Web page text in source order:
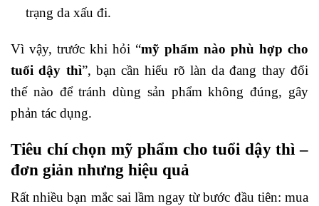
trạng da xấu đi.
Vì vậy, trước khi hỏi “mỹ phẩm nào phù hợp cho
tuổi dậy thì”, bạn cần hiểu rõ làn da đang thay đổi
thế nào để tránh dùng sản phẩm không đúng, gây
phản tác dụng.
Tiêu chí chọn mỹ phẩm cho tuổi dậy thì –
đơn giản nhưng hiệu quả
Rất nhiều bạn mắc sai lầm ngay từ bước đầu tiên: mua